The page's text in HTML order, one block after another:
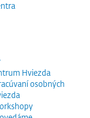
Hviezda
osobných